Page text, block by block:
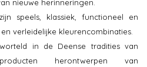
nieuwe herinneringen.
speels, klassiek, functioneel en
verleidelijke kleurencombinaties.
in de Deense tradities van
herontwerpen van